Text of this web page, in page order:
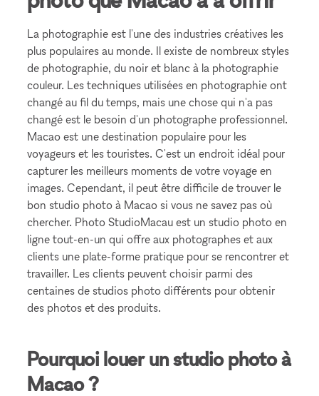
La photographie est l'une des industries créatives les
plus populaires au monde. Il existe de nombreux styles
de photographie, du noir et blanc à la photographie
couleur. Les techniques utilisées en photographie ont
changé au fil du temps, mais une chose qui n'a pas
changé est le besoin d'un photographe professionnel.
Macao est une destination populaire pour les
voyageurs et les touristes. C'est un endroit idéal pour
capturer les meilleurs moments de votre voyage en
images. Cependant, il peut être difficile de trouver le
bon studio photo à Macao si vous ne savez pas où
chercher. Photo StudioMacau est un studio photo en
ligne tout-en-un qui offre aux photographes et aux
clients une plate-forme pratique pour se rencontrer et
travailler. Les clients peuvent choisir parmi des
centaines de studios photo différents pour obtenir
des photos et des produits.
Pourquoi louer un studio photo à
Macao ?